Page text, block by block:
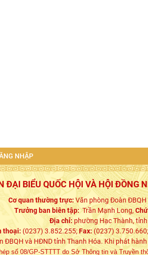
NHẬP
ĐẠI BIỂU QUỐC HỘI VÀ HỘI ĐỒNG
Cơ quan thường trực: Văn phòng Đoàn
Trưởng ban biên tập:Trần Mạnh Long,
Địa chỉ:phường Hạc Thành,
thoại: (0237) 3.852.255;Fax:(0237) 3.750.660;
ĐBQH và HĐND tỉnh Thanh Hóa. Khi phát
số 08/GP-STTTT do Sở Thông tin và Truyền